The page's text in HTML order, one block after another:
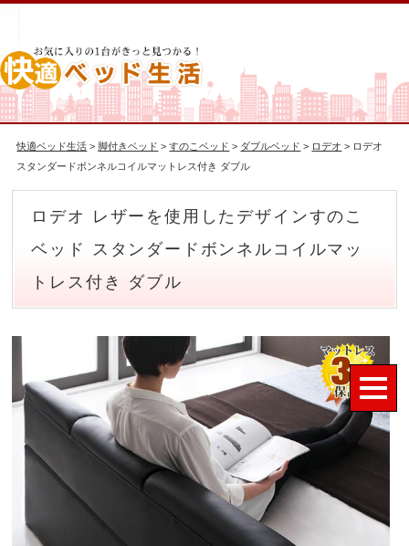
快適ベッド生活 > 脚付きベッド >すのこベッド > ダブルベッド > ロデオ > ロデオ
スタンダードボンネルコイルマットレス付き ダブル
ロデオ レザーを使用したデザインすのこ
ベッド スタンダードボンネルコイルマッ
トレス付き ダブル